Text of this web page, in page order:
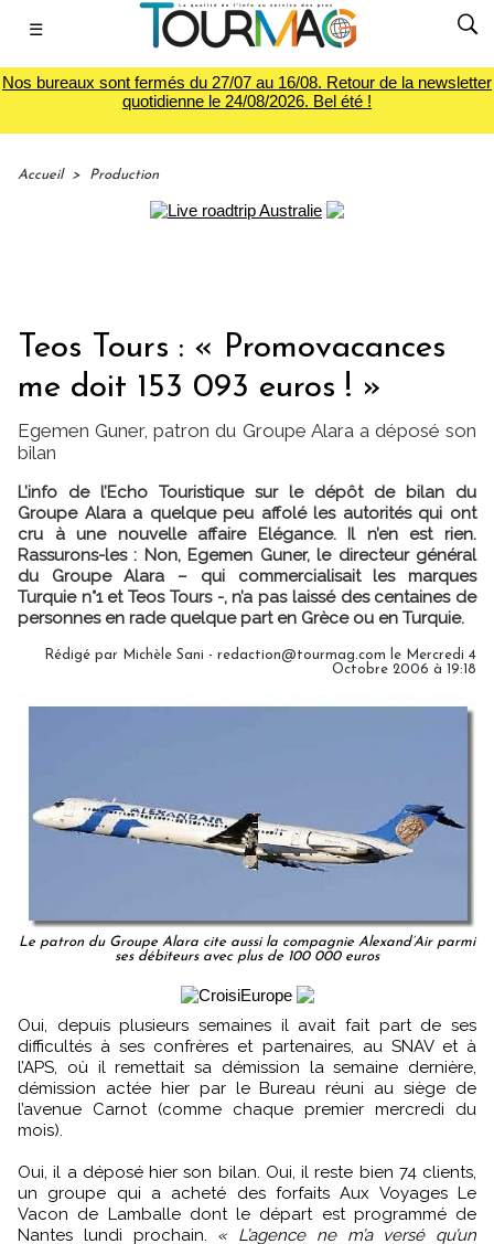
☰
Nos bureaux sont fermés du 27/07 au 16/08. Retour de la newsletter
quotidienne le 24/08/2026. Bel été !
Accueil > Production
Teos Tours : « Promovacances
me doit 153 093 euros ! »
Egemen Guner, patron du Groupe Alara a déposé son
bilan
L’info de l’Echo Touristique sur le dépôt de bilan du
Groupe Alara a quelque peu affolé les autorités qui ont
cru à une nouvelle affaire Elégance. Il n’en est rien.
Rassurons-les : Non, Egemen Guner, le directeur général
du Groupe Alara – qui commercialisait les marques
Turquie n°1 et Teos Tours -, n’a pas laissé des centaines de
personnes en rade quelque part en Grèce ou en Turquie.
Rédigé par Michèle Sani - redaction@tourmag.com le Mercredi 4
Octobre 2006 à 19:18
Le patron du Groupe Alara cite aussi la compagnie Alexand’Air parmi
ses débiteurs avec plus de 100 000 euros
Oui, depuis plusieurs semaines il avait fait part de ses
difficultés à ses confrères et partenaires, au SNAV et à
l’APS, où il remettait sa démission la semaine dernière,
démission actée hier par le Bureau réuni au siège de
l’avenue Carnot (comme chaque premier mercredi du
mois).
Oui, il a déposé hier son bilan. Oui, il reste bien 74 clients,
un groupe qui a acheté des forfaits Aux Voyages Le
Vacon de Lamballe dont le départ est programmé de
Nantes lundi prochain. « L’agence ne m’a versé qu’un